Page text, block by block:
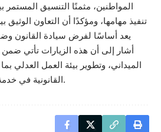
المواطنين، مثمنًا التنسيق المستمر
تنفيذ مهامها، ومؤكدًا أن التعاون الوثيق
يعد أساسًا لفرض سيادة القانون
أشار إلى أن هذه الزيارات تأتي ضمن
الميداني، وتطوير بيئة العمل العدلي
القانونية في خدمة المجتمع وتحقيق العدالة.